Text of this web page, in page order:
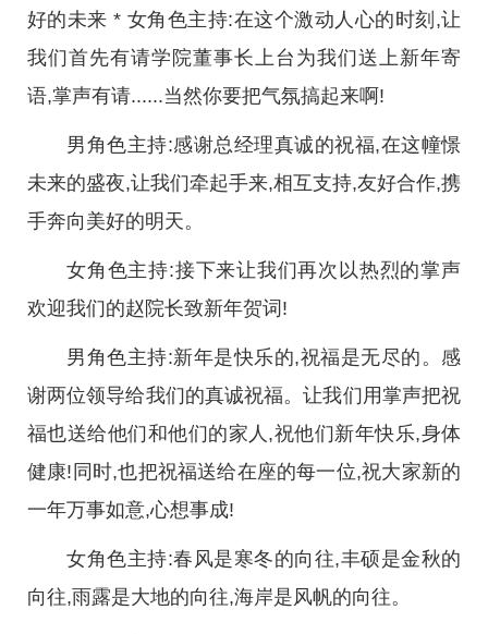
好的未来 * 女角色主持:在这个激动人心的时刻,让
我们首先有请学院董事长上台为我们送上新年寄
语,掌声有请......当然你要把气氛搞起来啊!
男角色主持:感谢总经理真诚的祝福,在这幢憬
未来的盛夜,让我们牵起手来,相互支持,友好合作,携
手奔向美好的明天。
女角色主持:接下来让我们再次以热烈的掌声
欢迎我们的赵院长致新年贺词!
男角色主持:新年是快乐的,祝福是无尽的。感
谢两位领导给我们的真诚祝福。让我们用掌声把祝
福也送给他们和他们的家人,祝他们新年快乐,身体
健康!同时,也把祝福送给在座的每一位,祝大家新的
一年万事如意,心想事成!
女角色主持:春风是寒冬的向往,丰硕是金秋的
向往,雨露是大地的向往,海岸是风帆的向往。